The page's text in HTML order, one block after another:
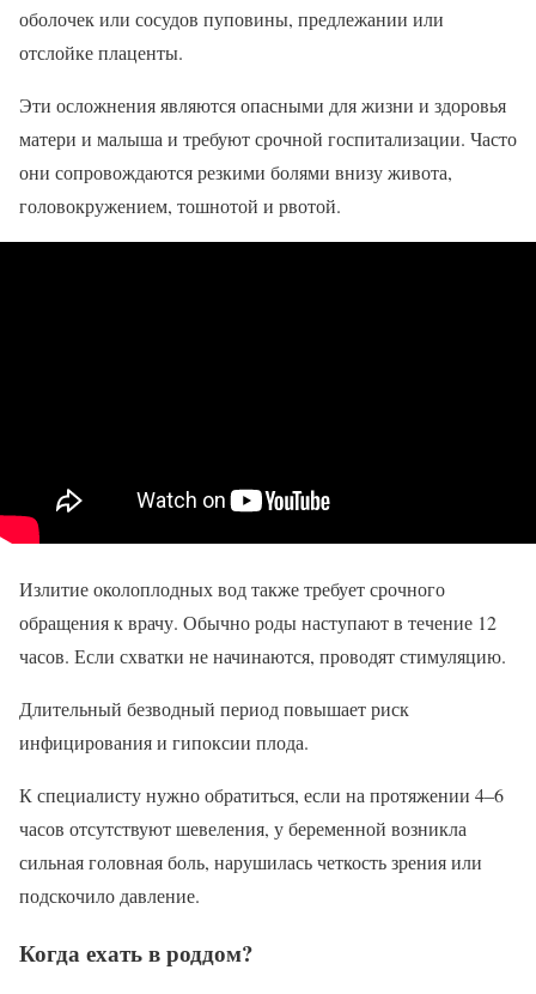
оболочек или сосудов пуповины, предлежании или
отслойке плаценты.
Эти осложнения являются опасными для жизни и здоровья
матери и малыша и требуют срочной госпитализации. Часто
они сопровождаются резкими болями внизу живота,
головокружением, тошнотой и рвотой.
Излитие околоплодных вод также требует срочного
обращения к врачу. Обычно роды наступают в течение 12
часов. Если схватки не начинаются, проводят стимуляцию.
Длительный безводный период повышает риск
инфицирования и гипоксии плода.
К специалисту нужно обратиться, если на протяжении 4–6
часов отсутствуют шевеления, у беременной возникла
сильная головная боль, нарушилась четкость зрения или
подскочило давление.
Когда ехать в роддом?